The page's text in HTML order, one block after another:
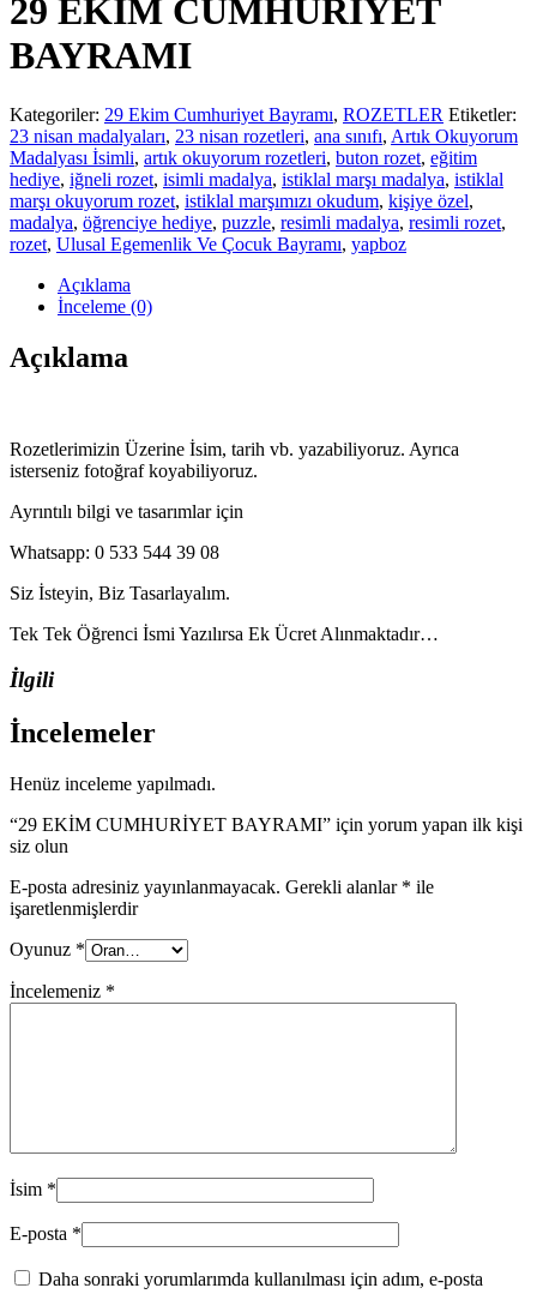
29 EKİM CUMHURİYET
BAYRAMI
Kategoriler: 29 Ekim Cumhuriyet Bayramı, ROZETLER Etiketler:
23 nisan madalyaları, 23 nisan rozetleri, ana sınıfı, Artık Okuyorum
Madalyası İsimli, artık okuyorum rozetleri, buton rozet, eğitim
hediye, iğneli rozet, isimli madalya, istiklal marşı madalya, istiklal
marşı okuyorum rozet, istiklal marşımızı okudum, kişiye özel,
madalya, öğrenciye hediye, puzzle, resimli madalya, resimli rozet,
rozet, Ulusal Egemenlik Ve Çocuk Bayramı, yapboz
Açıklama
İnceleme (0)
Açıklama
Rozetlerimizin Üzerine İsim, tarih vb. yazabiliyoruz. Ayrıca
isterseniz fotoğraf koyabiliyoruz.
Ayrıntılı bilgi ve tasarımlar için
Whatsapp: 0 533 544 39 08
Siz İsteyin, Biz Tasarlayalım.
Tek Tek Öğrenci İsmi Yazılırsa Ek Ücret Alınmaktadır…
İlgili
İncelemeler
Henüz inceleme yapılmadı.
“29 EKİM CUMHURİYET BAYRAMI” için yorum yapan ilk kişi
siz olun
E-posta adresiniz yayınlanmayacak. Gerekli alanlar * ile
işaretlenmişlerdir
Oyunuz *
İncelemeniz *
İsim *
E-posta *
Daha sonraki yorumlarımda kullanılması için adım, e-posta